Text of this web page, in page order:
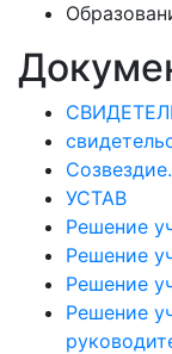
УСТАВ
Решение
Решение
Решение
Решение